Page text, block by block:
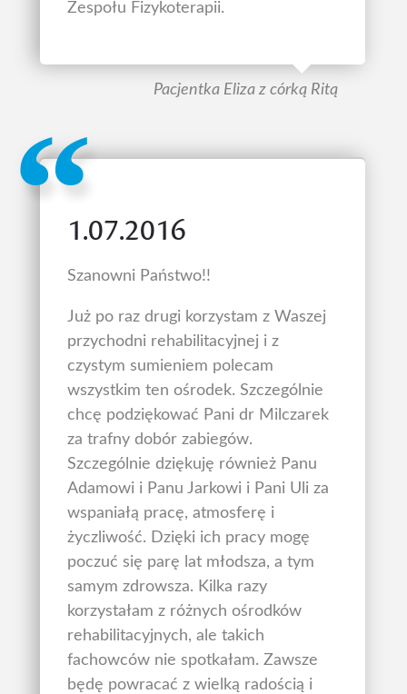
Zespołu Fizykoterapii.
Pacjentka Eliza z córką Ritą
1.07.2016
Szanowni Państwo!!
Już po raz drugi korzystam z Waszej
przychodni rehabilitacyjnej i z
czystym sumieniem polecam
wszystkim ten ośrodek. Szczególnie
chcę podziękować Pani dr Milczarek
za trafny dobór zabiegów.
Szczególnie dziękuję również Panu
Adamowi i Panu Jarkowi i Pani Uli za
wspaniałą pracę, atmosferę i
życzliwość. Dzięki ich pracy mogę
poczuć się parę lat młodsza, a tym
samym zdrowsza. Kilka razy
korzystałam z różnych ośrodków
rehabilitacyjnych, ale takich
fachowców nie spotkałam. Zawsze
będę powracać z wielką radością i